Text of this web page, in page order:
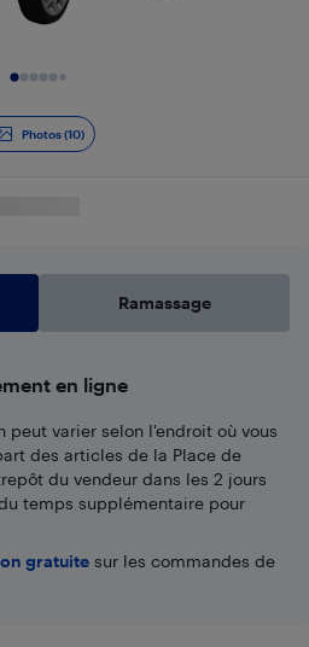
Photos (10)
Ramassage
en ligne
peut varier selon l'endroit où vous
des articles de la Place de
du vendeur dans les 2 jours
temps supplémentaire pour
gratuite sur les commandes de